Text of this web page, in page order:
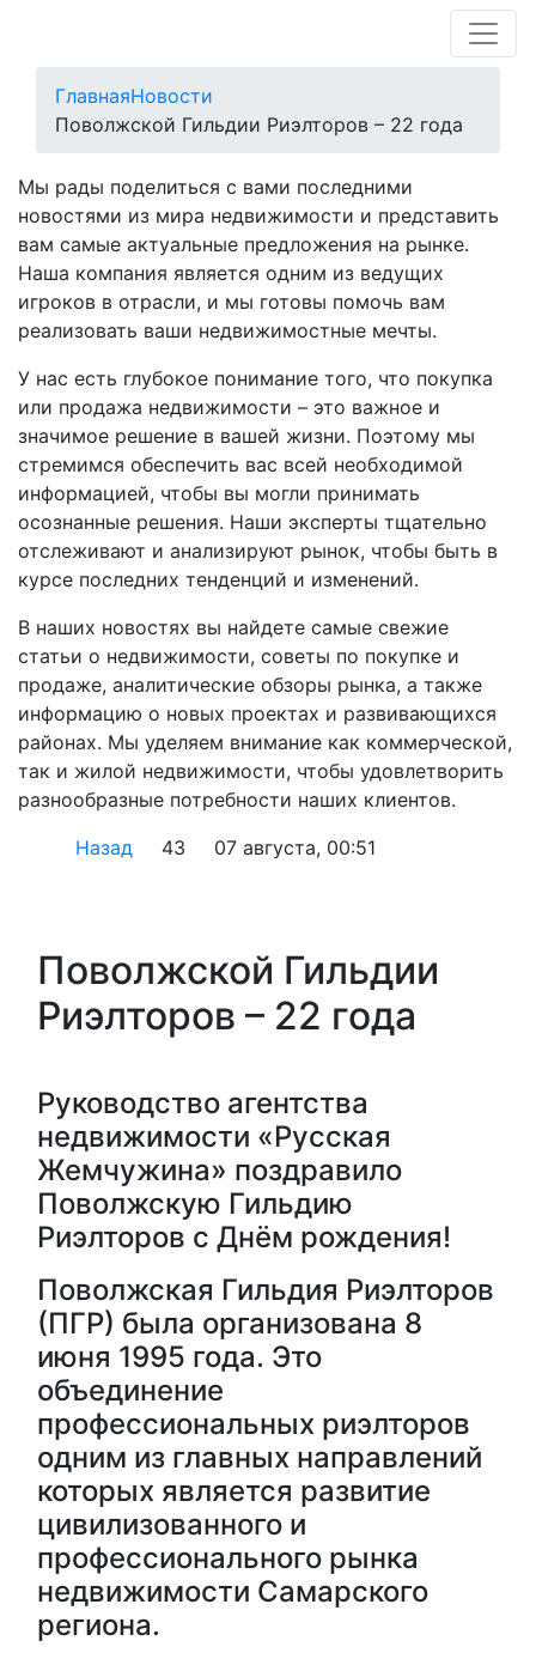
ГлавнаяНовости
Поволжской Гильдии Риэлторов – 22 года
Мы рады поделиться с вами последними
новостями из мира недвижимости и представить
вам самые актуальные предложения на рынке.
Наша компания является одним из ведущих
игроков в отрасли, и мы готовы помочь вам
реализовать ваши недвижимостные мечты.
У нас есть глубокое понимание того, что покупка
или продажа недвижимости – это важное и
значимое решение в вашей жизни. Поэтому мы
стремимся обеспечить вас всей необходимой
информацией, чтобы вы могли принимать
осознанные решения. Наши эксперты тщательно
отслеживают и анализируют рынок, чтобы быть в
курсе последних тенденций и изменений.
В наших новостях вы найдете самые свежие
статьи о недвижимости, советы по покупке и
продаже, аналитические обзоры рынка, а также
информацию о новых проектах и развивающихся
районах. Мы уделяем внимание как коммерческой,
так и жилой недвижимости, чтобы удовлетворить
разнообразные потребности наших клиентов.
Назад
43 07 августа, 00:51
Поволжской Гильдии
Риэлторов – 22 года
Руководство агентства
недвижимости «Русская
Жемчужина» поздравило
Поволжскую Гильдию
Риэлторов с Днём рождения!
Поволжская Гильдия Риэлторов
(ПГР) была организована 8
июня 1995 года. Это
объединение
профессиональных риэлторов
одним из главных направлений
которых является развитие
цивилизованного и
профессионального рынка
недвижимости Самарского
региона.